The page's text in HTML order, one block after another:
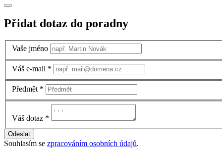
Přidat dotaz do poradny
Vaše jméno
Váš e-mail *
Předmět *
Váš dotaz *
Odeslat
Souhlasím se zpracováním osobních údajů.